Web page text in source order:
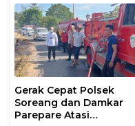
Gerak Cepat Polsek
Soreang dan Damkar
Parepare Atasi